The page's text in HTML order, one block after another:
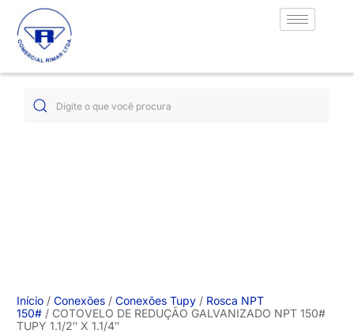
Início /Conexões /Conexões Tupy / Rosca NPT
150# / COTOVELO DE REDUÇÃO GALVANIZADO NPT 150#
TUPY 1.1/2″ X 1.1/4″